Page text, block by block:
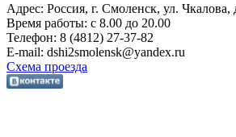
Адрес: Россия, г. Смоленск, ул.
Время работы: с 8.00 до 20.00
Телефон: 8 (4812) 27-37-82
E-mail: dshi2smolensk@yandex.ru
Схема проезда